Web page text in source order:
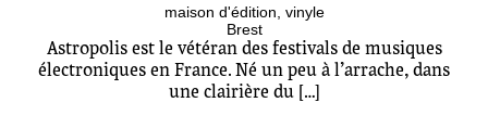
maison d'édition vinyle
Brest
Astropolis est le vétéran des festivals de musiques
électroniques en France. Né un peu à l’arrache, dans
une clairière du […]